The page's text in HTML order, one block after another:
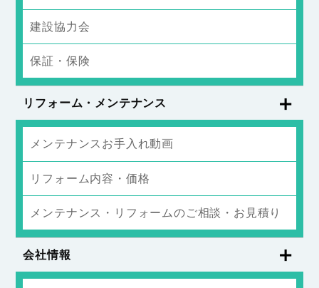
建設協力会
保証・保険
リフォーム・メンテナンス
メンテナンスお手入れ動画
リフォーム内容・価格
メンテナンス・リフォームのご相談・お見積り
会社情報